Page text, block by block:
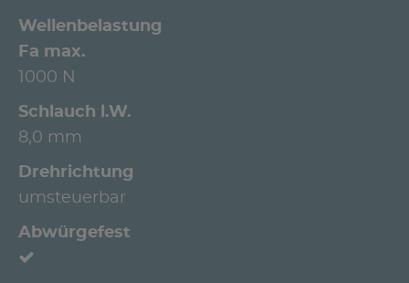
Wellenbelastung
Fa max.
1000 N
Schlauch l.W.
8,0 mm
Drehrichtung
umsteuerbar
Abwürgefest